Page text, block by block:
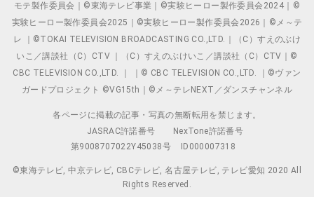
モテ製作委員会｜©東海テレビ事業｜©実験ヒーロー製作委員会2024｜©
実験ヒーロー製作委員会2025｜©実験ヒーロー製作委員会2026｜©メ～テ
レ ｜©TOKAI TELEVISION BROADCASTING CO.,LTD.｜（C）すえのぶけ
いこ／講談社（C）CTV ｜（C）すえのぶけいこ／講談社（C）CTV｜©
CBC TELEVISION CO.,LTD. ｜ ｜© CBC TELEVISION CO.,LTD. ｜©ヴァン
ガードプロジェクト ©VG15th｜©メ～テレNEXT／ダンスチャンネル
各ページに掲載の記事・写真の無断転用を禁じます。
JASRAC許諾番号
NexTone許諾番号
第9008707022Y45038号
ID000007318
©東海テレビ, 中京テレビ, CBCテレビ, 名古屋テレビ, テレビ愛知 2020 All
Rights Reserved.